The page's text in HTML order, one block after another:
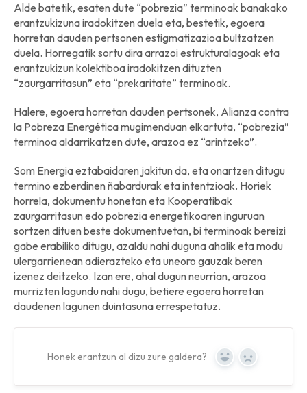
Alde batetik, esaten dute “pobrezia” terminoak banakako
erantzukizuna iradokitzen duela eta, bestetik, egoera
horretan dauden pertsonen estigmatizazioa bultzatzen
duela. Horregatik sortu dira arrazoi estrukturalagoak eta
erantzukizun kolektiboa iradokitzen dituzten
“zaurgarritasun” eta “prekaritate” terminoak.
Halere, egoera horretan dauden pertsonek, Alianza contra
la Pobreza Energética mugimenduan elkartuta, “pobrezia”
terminoa aldarrikatzen dute, arazoa ez “arintzeko”.
Som Energia eztabaidaren jakitun da, eta onartzen ditugu
termino ezberdinen ñabardurak eta intentzioak. Horiek
horrela, dokumentu honetan eta Kooperatibak
zaurgarritasun edo pobrezia energetikoaren inguruan
sortzen dituen beste dokumentuetan, bi terminoak bereizi
gabe erabiliko ditugu, azaldu nahi duguna ahalik eta modu
ulergarrienean adierazteko eta uneoro gauzak beren
izenez deitzeko. Izan ere, ahal dugun neurrian, arazoa
murrizten lagundu nahi dugu, betiere egoera horretan
daudenen lagunen duintasuna errespetatuz.
Honek erantzun al dizu zure galdera? Yes No